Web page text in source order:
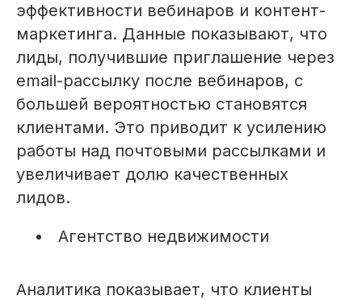
эффективности вебинаров и контент-
маркетинга. Данные показывают, что
лиды, получившие приглашение через
email-рассылку после вебинаров, с
большей вероятностью становятся
клиентами. Это приводит к усилению
работы над почтовыми рассылками и
увеличивает долю качественных
лидов.
Агентство недвижимости
Аналитика показывает, что клиенты